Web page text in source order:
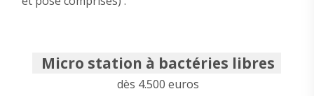
Micro station à bactéries libres
dès 4.500 euros